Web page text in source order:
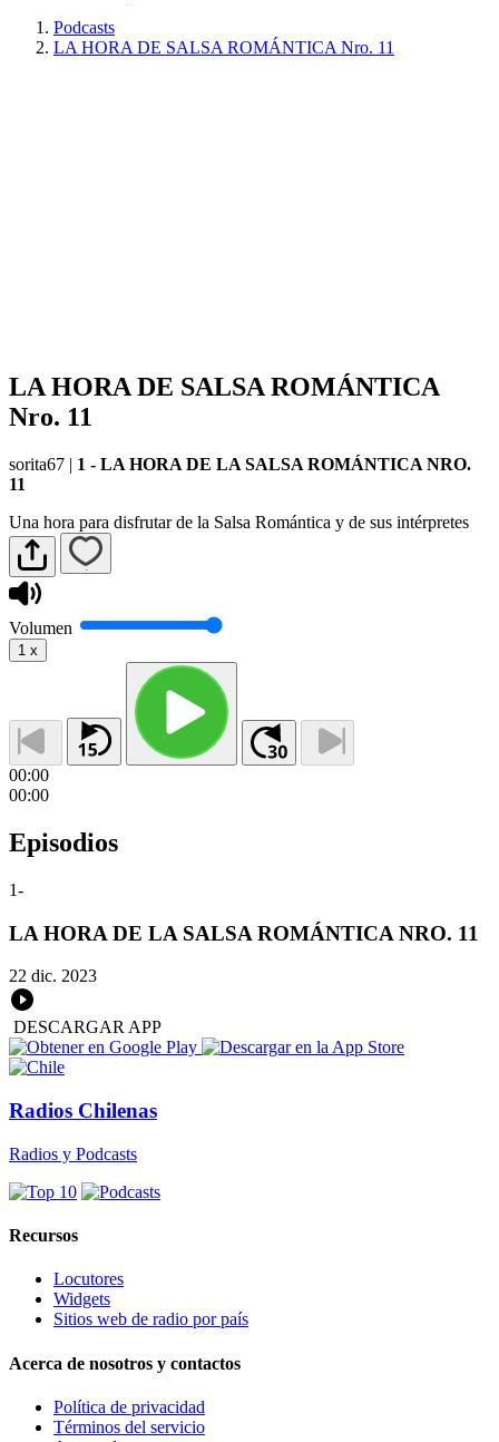
Podcasts
LA HORA DE SALSA ROMÁNTICA Nro. 11
LA HORA DE SALSA ROMÁNTICA
Nro. 11
sorita67 | 1 - LA HORA DE LA SALSA ROMÁNTICA NRO.
11
Una hora para disfrutar de la Salsa Romántica y de sus intérpretes
Volumen
1 x
00:00
00:00
Episodios
1-
LA HORA DE LA SALSA ROMÁNTICA NRO. 11
22 dic. 2023
DESCARGAR APP
Radios Chilenas
Radios y Podcasts
Recursos
Locutores
Widgets
Sitios web de radio por país
Acerca de nosotros y contactos
Política de privacidad
Términos del servicio